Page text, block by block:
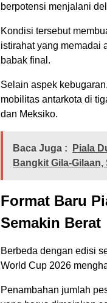
berpotensi menjalani
Kondisi tersebut
istirahat yang memadai
babak final.
Selain aspek
mobilitas antarkota di
dan Meksiko.
Baca Juga :
Piala
Bangkit Gila-
Format Baru
Semakin Berat
Berbeda dengan edisi
World Cup 2026
Penambahan jumlah